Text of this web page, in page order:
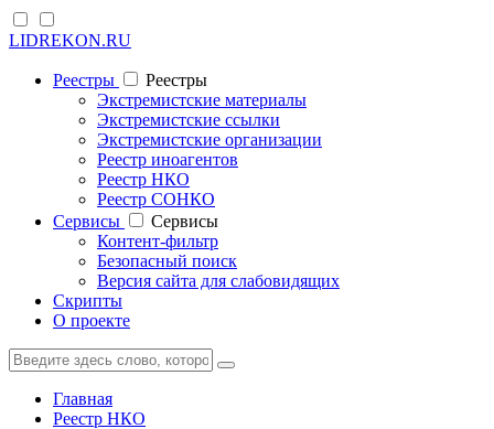
LIDREKON.RU
Реестры
Реестры
Экстремистские материалы
Экстремистские ссылки
Экстремистские организации
Реестр иноагентов
Реестр НКО
Реестр СОНКО
Cервисы
Cервисы
Контент-фильтр
Безопасный поиск
Версия сайта для слабовидящих
Скрипты
О проекте
Главная
Реестр НКО